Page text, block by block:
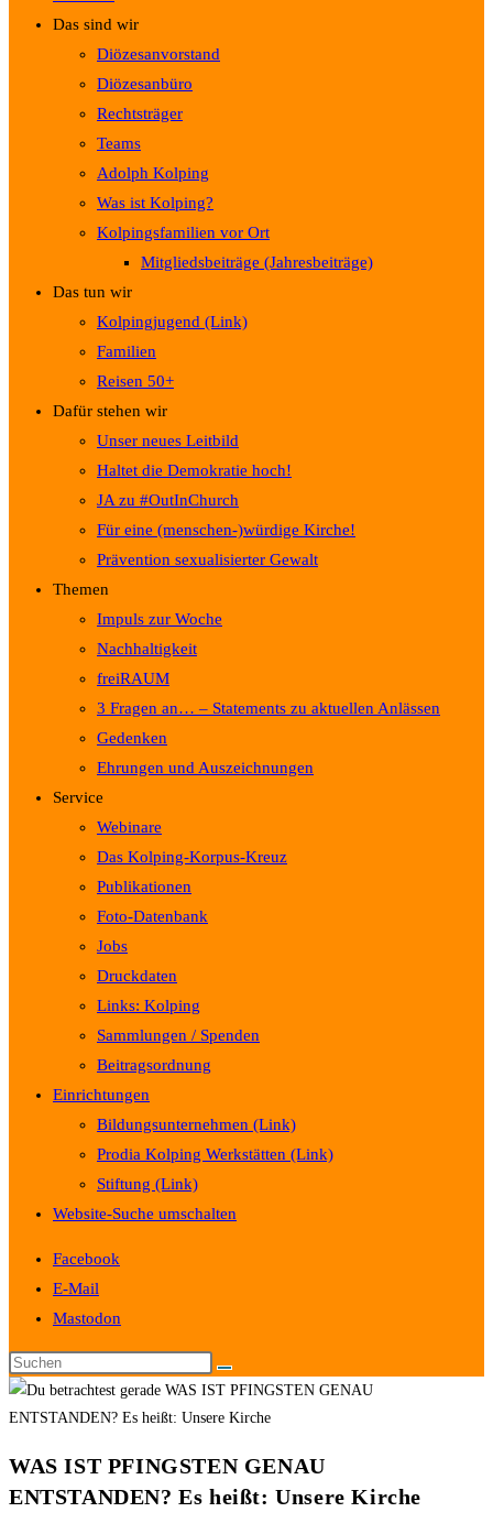
Das sind wir
Diözesanvorstand
Diözesanbüro
Rechtsträger
Teams
Adolph Kolping
Was ist Kolping?
Kolpingsfamilien vor Ort
Mitgliedsbeiträge (Jahresbeiträge)
Das tun wir
Kolpingjugend (Link)
Familien
Reisen 50+
Dafür stehen wir
Unser neues Leitbild
Haltet die Demokratie hoch!
JA zu #OutInChurch
Für eine (menschen-)würdige Kirche!
Prävention sexualisierter Gewalt
Themen
Impuls zur Woche
Nachhaltigkeit
freiRAUM
3 Fragen an… – Statements zu aktuellen Anlässen
Gedenken
Ehrungen und Auszeichnungen
Service
Webinare
Das Kolping-Korpus-Kreuz
Publikationen
Foto-Datenbank
Jobs
Druckdaten
Links: Kolping
Sammlungen / Spenden
Beitragsordnung
Einrichtungen
Bildungsunternehmen (Link)
Prodia Kolping Werkstätten (Link)
Stiftung (Link)
Website-Suche umschalten
Facebook
E-Mail
Mastodon
WAS IST PFINGSTEN GENAU
ENTSTANDEN? Es heißt: Unsere Kirche